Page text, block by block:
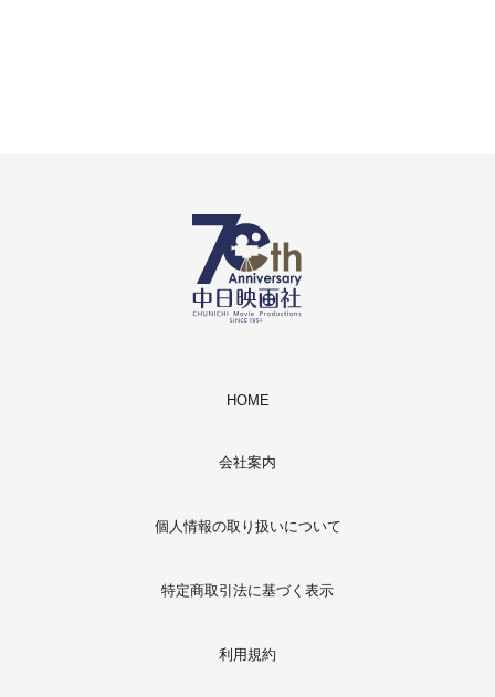
HOME
会社案内
個人情報の取り扱いについて
特定商取引法に基づく表示
利用規約